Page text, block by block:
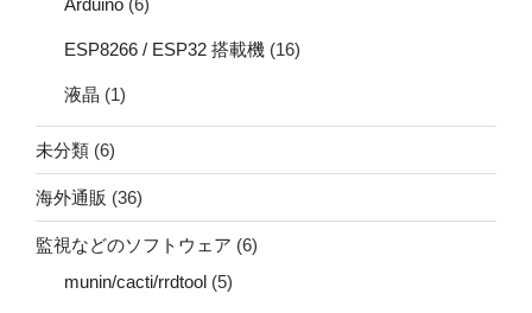
Arduino (6)
ESP8266 / ESP32 搭載機 (16)
液晶 (1)
未分類 (6)
海外通販 (36)
監視などのソフトウェア (6)
munin/cacti/rrdtool (5)